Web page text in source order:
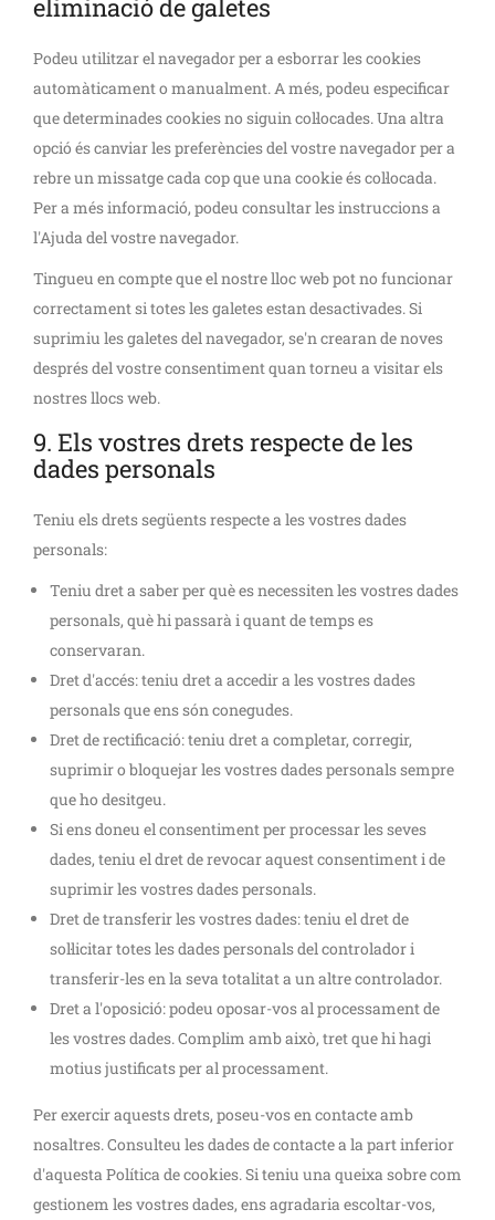
eliminació de galetes
Podeu utilitzar el navegador per a esborrar les cookies
automàticament o manualment. A més, podeu especificar
que determinades cookies no siguin col·locades. Una altra
opció és canviar les preferències del vostre navegador per a
rebre un missatge cada cop que una cookie és col·locada.
Per a més informació, podeu consultar les instruccions a
l'Ajuda del vostre navegador.
Tingueu en compte que el nostre lloc web pot no funcionar
correctament si totes les galetes estan desactivades. Si
suprimiu les galetes del navegador, se'n crearan de noves
després del vostre consentiment quan torneu a visitar els
nostres llocs web.
9. Els vostres drets respecte de les
dades personals
Teniu els drets següents respecte a les vostres dades
personals:
Teniu dret a saber per què es necessiten les vostres dades
personals, què hi passarà i quant de temps es
conservaran.
Dret d'accés: teniu dret a accedir a les vostres dades
personals que ens són conegudes.
Dret de rectificació: teniu dret a completar, corregir,
suprimir o bloquejar les vostres dades personals sempre
que ho desitgeu.
Si ens doneu el consentiment per processar les seves
dades, teniu el dret de revocar aquest consentiment i de
suprimir les vostres dades personals.
Dret de transferir les vostres dades: teniu el dret de
sol·licitar totes les dades personals del controlador i
transferir-les en la seva totalitat a un altre controlador.
Dret a l'oposició: podeu oposar-vos al processament de
les vostres dades. Complim amb això, tret que hi hagi
motius justificats per al processament.
Per exercir aquests drets, poseu-vos en contacte amb
nosaltres. Consulteu les dades de contacte a la part inferior
d'aquesta Política de cookies. Si teniu una queixa sobre com
gestionem les vostres dades, ens agradaria escoltar-vos,